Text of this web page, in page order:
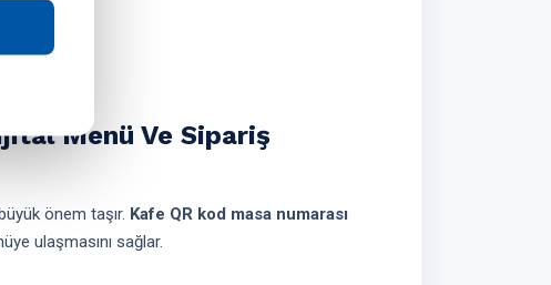
Menü Ve Sipariş
önem taşır. Kafe QR kod masa numarası
ulaşmasını sağlar.